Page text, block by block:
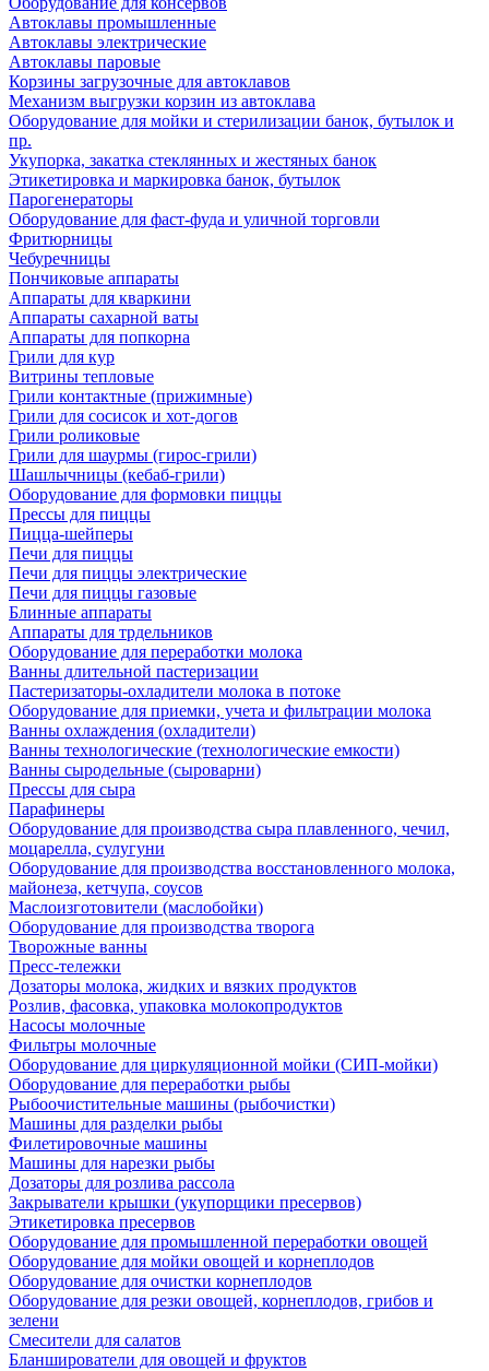
Автоклавы промышленные
Автоклавы электрические
Автоклавы паровые
Корзины загрузочные для автоклавов
Механизм выгрузки корзин из автоклава
Оборудование для мойки и стерилизации банок, бутылок и
пр.
Укупорка, закатка стеклянных и жестяных банок
Этикетировка и маркировка банок, бутылок
Парогенераторы
Оборудование для фаст-фуда и уличной торговли
Фритюрницы
Чебуречницы
Пончиковые аппараты
Аппараты для кваркини
Аппараты сахарной ваты
Аппараты для попкорна
Грили для кур
Витрины тепловые
Грили контактные (прижимные)
Грили для сосисок и хот-догов
Грили роликовые
Грили для шаурмы (гирос-грили)
Шашлычницы (кебаб-грили)
Оборудование для формовки пиццы
Прессы для пиццы
Пицца-шейперы
Печи для пиццы
Печи для пиццы электрические
Печи для пиццы газовые
Блинные аппараты
Аппараты для трдельников
Оборудование для переработки молока
Ванны длительной пастеризации
Пастеризаторы-охладители молока в потоке
Оборудование для приемки, учета и фильтрации молока
Ванны охлаждения (охладители)
Ванны технологические (технологические емкости)
Ванны сыродельные (сыроварни)
Прессы для сыра
Парафинеры
Оборудование для производства сыра плавленного, чечил,
моцарелла, сулугуни
Оборудование для производства восстановленного молока,
майонеза, кетчупа, соусов
Маслоизготовители (маслобойки)
Оборудование для производства творога
Творожные ванны
Пресс-тележки
Дозаторы молока, жидких и вязких продуктов
Розлив, фасовка, упаковка молокопродуктов
Насосы молочные
Фильтры молочные
Оборудование для циркуляционной мойки (СИП-мойки)
Оборудование для переработки рыбы
Рыбоочистительные машины (рыбочистки)
Машины для разделки рыбы
Филетировочные машины
Машины для нарезки рыбы
Дозаторы для розлива рассола
Закрыватели крышки (укупорщики пресервов)
Этикетировка пресервов
Оборудование для промышленной переработки овощей
Оборудование для мойки овощей и корнеплодов
Оборудование для очистки корнеплодов
Оборудование для резки овощей, корнеплодов, грибов и
зелени
Смесители для салатов
Бланширователи для овощей и фруктов